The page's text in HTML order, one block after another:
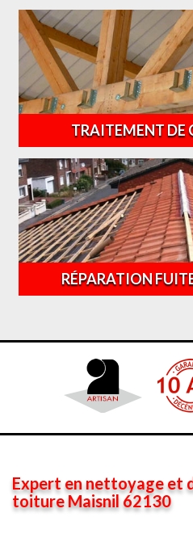
TRAITEMENT DE
RÉPARATION
Expert en nettoyage et
toiture Maisnil 62130